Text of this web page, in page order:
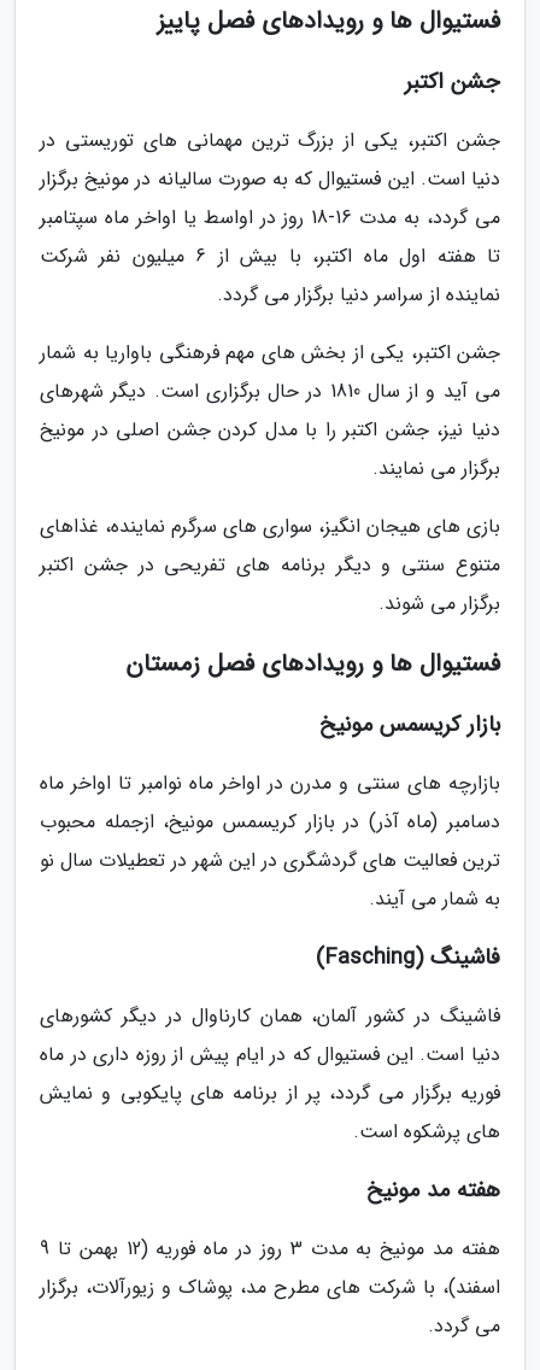
فستیوال ها و رویدادهای فصل پاییز
جشن اکتبر
جشن اکتبر، یکی از بزرگ ترین مهمانی های توریستی در
دنیا است. این فستیوال که به صورت سالیانه در مونیخ برگزار
می گردد، به مدت 16-18 روز در اواسط یا اواخر ماه سپتامبر
تا هفته اول ماه اکتبر، با بیش از 6 میلیون نفر شرکت
نماینده از سراسر دنیا برگزار می گردد.
جشن اکتبر، یکی از بخش های مهم فرهنگی باواریا به شمار
می آید و از سال 1810 در حال برگزاری است. دیگر شهرهای
دنیا نیز، جشن اکتبر را با مدل کردن جشن اصلی در مونیخ
برگزار می نمایند.
بازی های هیجان انگیز، سواری های سرگرم نماینده، غذاهای
متنوع سنتی و دیگر برنامه های تفریحی در جشن اکتبر
برگزار می شوند.
فستیوال ها و رویدادهای فصل زمستان
بازار کریسمس مونیخ
بازارچه های سنتی و مدرن در اواخر ماه نوامبر تا اواخر ماه
دسامبر (ماه آذر) در بازار کریسمس مونیخ، ازجمله محبوب
ترین فعالیت های گردشگری در این شهر در تعطیلات سال نو
به شمار می آیند.
فاشینگ (Fasching)
فاشینگ در کشور آلمان، همان کارناوال در دیگر کشورهای
دنیا است. این فستیوال که در ایام پیش از روزه داری در ماه
فوریه برگزار می گردد، پر از برنامه های پایکوبی و نمایش
های پرشکوه است.
هفته مد مونیخ
هفته مد مونیخ به مدت 3 روز در ماه فوریه (12 بهمن تا 9
اسفند)، با شرکت های مطرح مد، پوشاک و زیورآلات، برگزار
می گردد.